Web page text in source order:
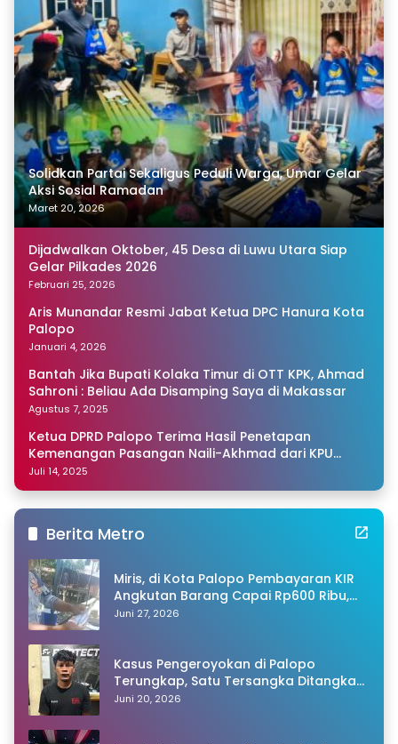
Solidkan Partai Sekaligus Peduli Warga, Umar Gelar
Aksi Sosial Ramadan
Maret 20, 2026
Dijadwalkan Oktober, 45 Desa di Luwu Utara Siap
Gelar Pilkades 2026
Februari 25, 2026
Aris Munandar Resmi Jabat Ketua DPC Hanura Kota
Palopo
Januari 4, 2026
Bantah Jika Bupati Kolaka Timur di OTT KPK, Ahmad
Sahroni : Beliau Ada Disamping Saya di Makassar
Agustus 7, 2025
Ketua DPRD Palopo Terima Hasil Penetapan
Kemenangan Pasangan Naili-Akhmad dari KPU
Sulsel
Juli 14, 2025
Berita Metro
Miris, di Kota Palopo Pembayaran KIR
Angkutan Barang Capai Rp600 Ribu,
Warganet Pertanyakan Dugaan Pungli
Juni 27, 2026
Kasus Pengeroyokan di Palopo
Terungkap, Satu Tersangka Ditangkap
Polisi
Juni 20, 2026